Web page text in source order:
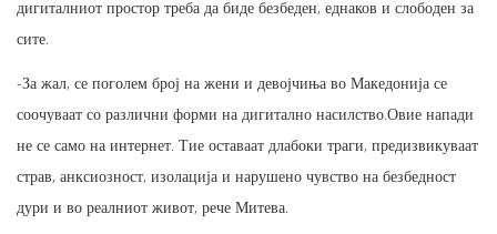
дигиталниот простор треба да биде безбеден, еднаков и слободен за
сите.
-За жал, се поголем број на жени и девојчиња во Македонија се
соочуваат со различни форми на дигитално насилство.Овие напади
не се само на интернет. Тие оставаат длабоки траги, предизвикуваат
страв, анксиозност, изолација и нарушено чувство на безбедност
дури и во реалниот живот, рече Митева.